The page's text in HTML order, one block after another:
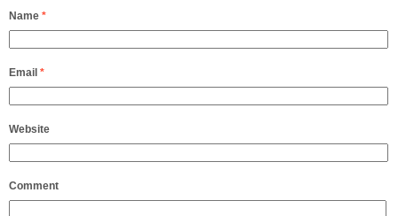
Name *
Email *
Website
Comment